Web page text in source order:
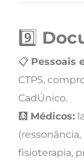
9️⃣
📋 Pessoais
CTPS,
CadÚnico.
🩻 Médicos:
fisioterapia,